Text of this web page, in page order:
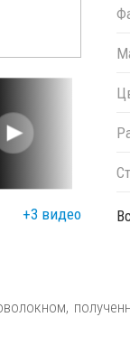
+3 видео